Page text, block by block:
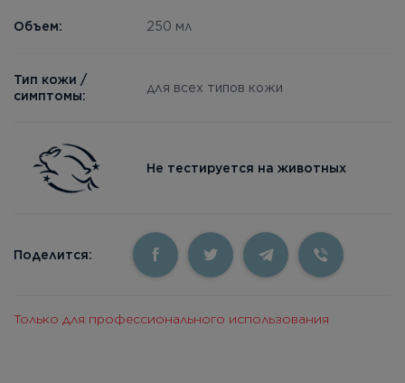
Объем: 250 мл
Тип кожи /
симптомы:
для всех типов кожи
Не тестируется на животных
Поделится:
Только для профессионального использования